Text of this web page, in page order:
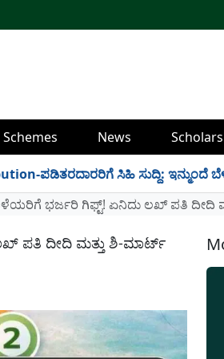
News
ಸಿಹಿ ಸುದ್ದಿ: ಇನ್ಮುಂದೆ ಬೆಳಿಗ್ಗೆ
ಭರ್ಜರಿ ಗಿಫ್ಟ್! ಏನಿದು ಲಖ್ ಪತಿ
ಪತಿ ದೀದಿ ಮತ್ತು ಶಿ-ಮಾರ್ಟ್